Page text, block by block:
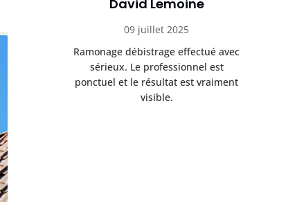
David Lemoine
09 juillet 2025
Ramonage débistrage effectué avec
sérieux. Le professionnel est
ponctuel et le résultat est vraiment
visible.